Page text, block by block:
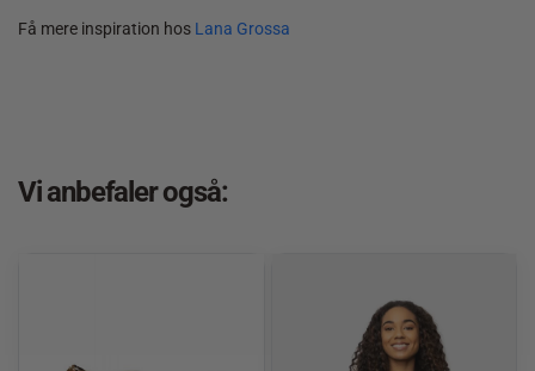
Få mere inspiration hos Lana Grossa
Vi anbefaler også: